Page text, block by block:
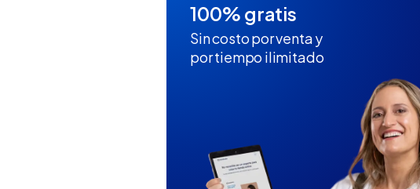
100% gratis
Sin costo por venta y
por tiempo ilimitado